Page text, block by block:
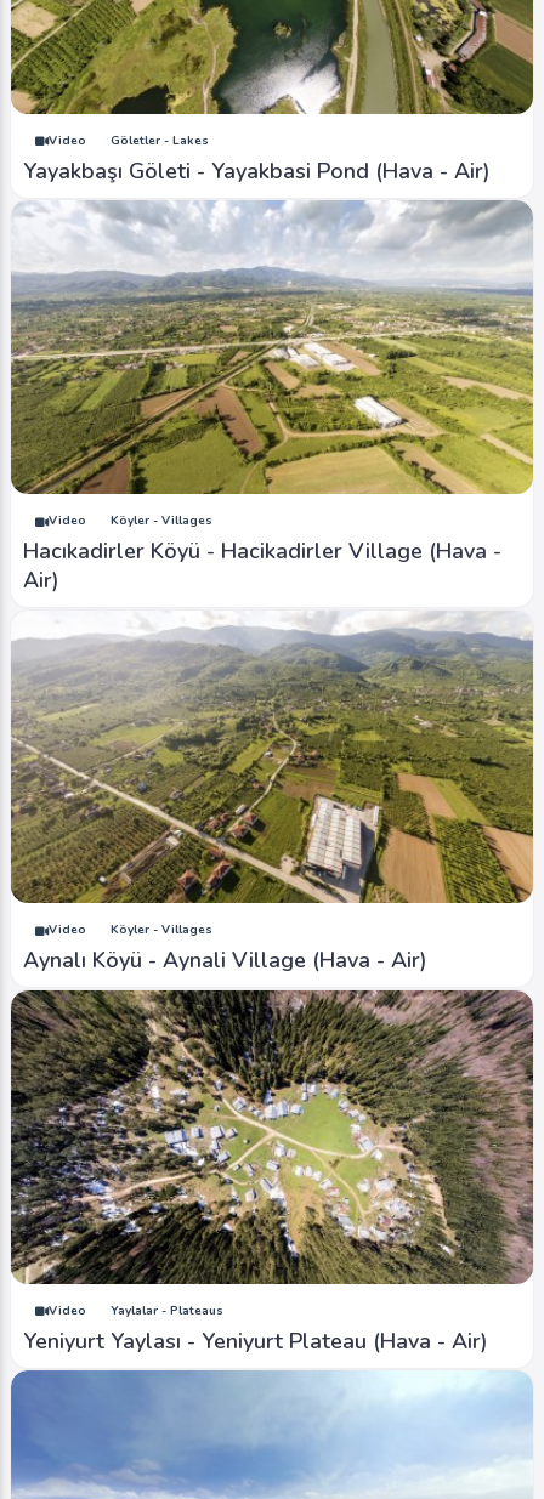
Video Göletler - Lakes
Yayakbaşı Göleti - Yayakbasi Pond (Hava - Air)
Video Köyler - Villages
Hacıkadirler Köyü - Hacikadirler Village (Hava -
Air)
Video Köyler - Villages
Aynalı Köyü - Aynali Village (Hava - Air)
Video Yaylalar - Plateaus
Yeniyurt Yaylası - Yeniyurt Plateau (Hava - Air)